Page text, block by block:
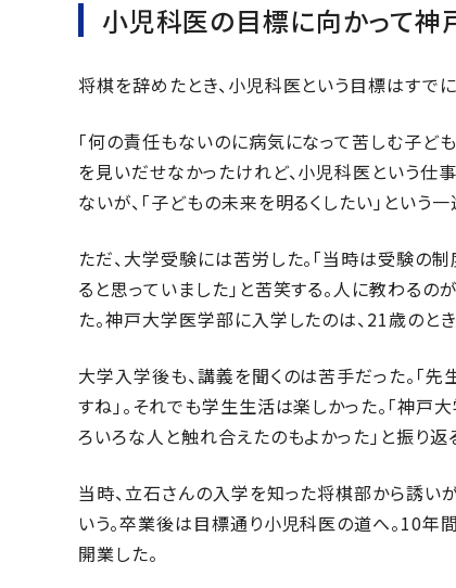
小児科医の目標に向かって
将棋を辞めたとき、小児科医という目標はすでに
「何の責任もないのに病気になって苦しむ子ど
を見いだせなかったけれど、小児科医という仕
ないが、「子どもの未来を明るくしたい」という
ただ、大学受験には苦労した。「当時は受験の
ると思っていました」と苦笑する。人に教わる
た。神戸大学医学部に入学したのは、21歳のとき
大学入学後も、講義を聞くのは苦手だった。「
すね」。それでも学生生活は楽しかった。「神戸
ろいろな人と触れ合えたのもよかった」と振り返
当時、立石さんの入学を知った将棋部から誘い
いう。卒業後は目標通り小児科医の道へ。10
開業した。